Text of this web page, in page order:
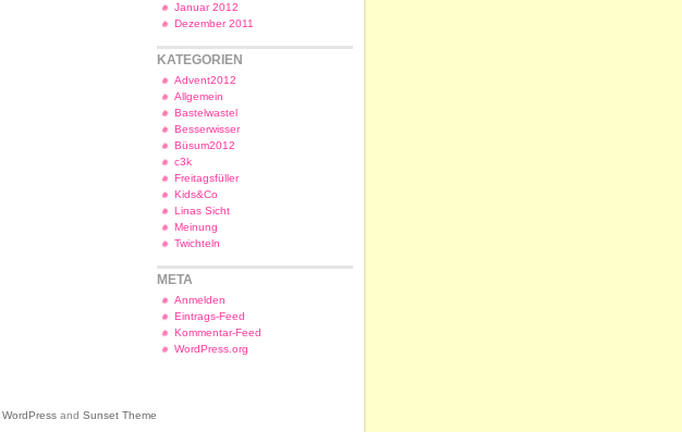
Januar 2012
Dezember 2011
KATEGORIEN
Advent2012
Allgemein
Bastelwastel
Besserwisser
Büsum2012
c3k
Freitagsfüller
Kids&Co
Linas Sicht
Meinung
Twichteln
META
Anmelden
Eintrags-Feed
Kommentar-Feed
WordPress.org
WordPress and Sunset Theme